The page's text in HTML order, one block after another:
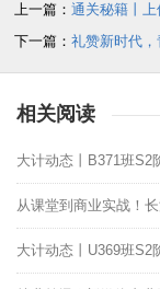
上一篇： 通关秘籍丨上
下一篇： 礼赞新时代，青
相关阅读
大计动态丨B371班S2
从课堂到商业实战！
大计动态丨U369班S2